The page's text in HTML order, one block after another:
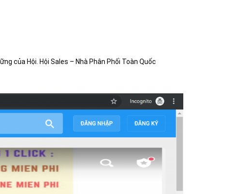
của Hội. Hội Sales – Nhà Phân Phối Toàn Quốc